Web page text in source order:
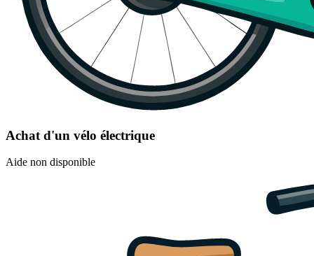
Achat d'un vélo électrique
Aide non disponible